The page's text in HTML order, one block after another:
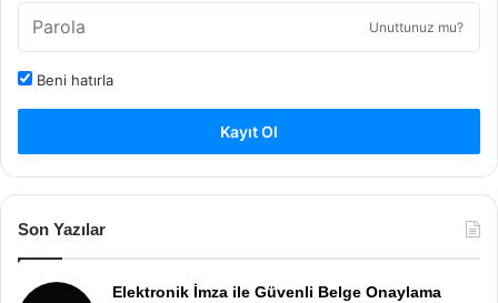
Unuttunuz mu?
Beni hatırla
Kayıt Ol
Son Yazılar
Elektronik İmza ile Güvenli Belge Onaylama